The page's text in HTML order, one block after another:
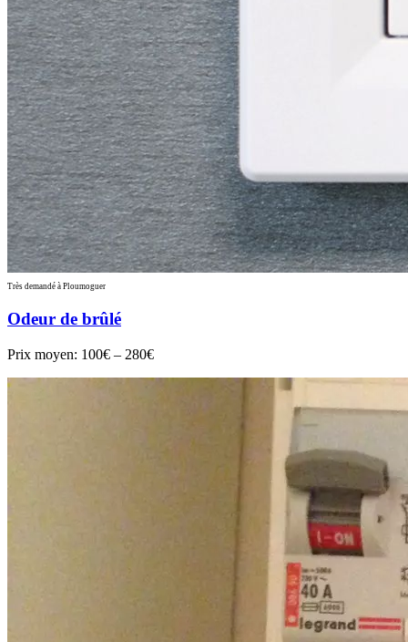
Très demandé à Ploumoguer
Odeur de brûlé
Prix moyen: 100€ – 280€